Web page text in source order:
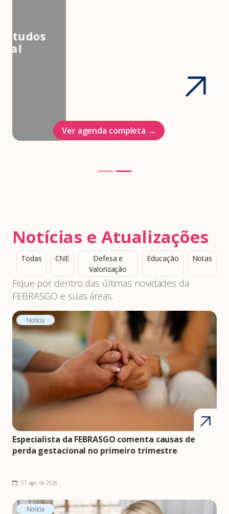
Associação Brasileira de Estudos
Ver agenda completa →
Notícias e Atualizações
Todas CNE
Defesa e
Valorização
Educação Notas
Fique por dentro das últimas novidades da
FEBRASGO e suas áreas.
Notícia
Especialista da FEBRASGO comenta causas de
perda gestacional no primeiro trimestre
07 ago. de 2026
Notícia